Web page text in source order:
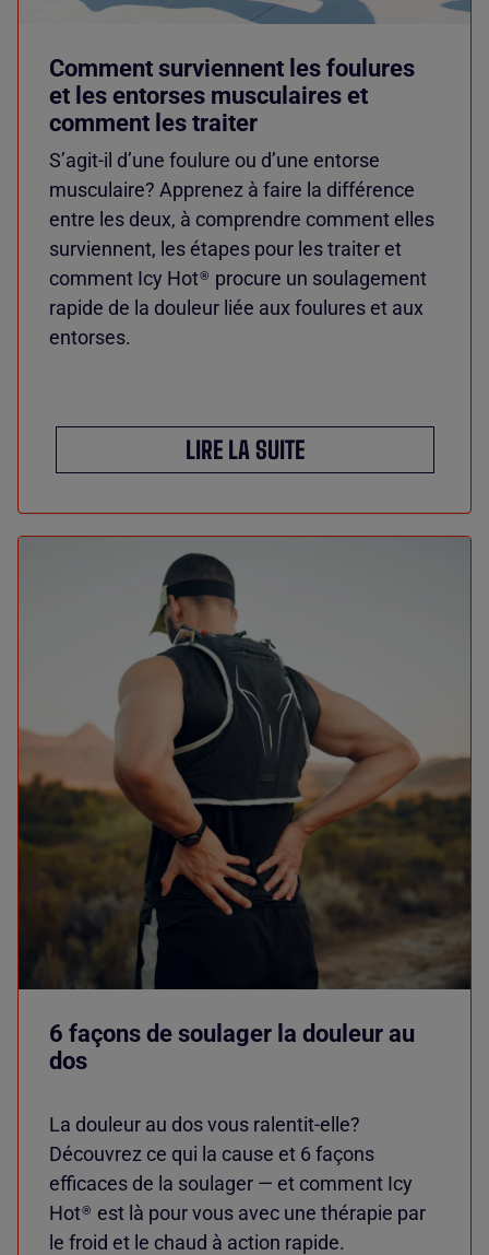
Comment surviennent les foulures
et les entorses musculaires et
comment les traiter
S’agit-il d’une foulure ou d’une entorse
musculaire? Apprenez à faire la différence
entre les deux, à comprendre comment elles
surviennent, les étapes pour les traiter et
comment Icy Hot® procure un soulagement
rapide de la douleur liée aux foulures et aux
entorses.
LIRE LA SUITE
6 façons de soulager la douleur au
dos
La douleur au dos vous ralentit-elle?
Découvrez ce qui la cause et 6 façons
efficaces de la soulager — et comment Icy
Hot® est là pour vous avec une thérapie par
le froid et le chaud à action rapide.